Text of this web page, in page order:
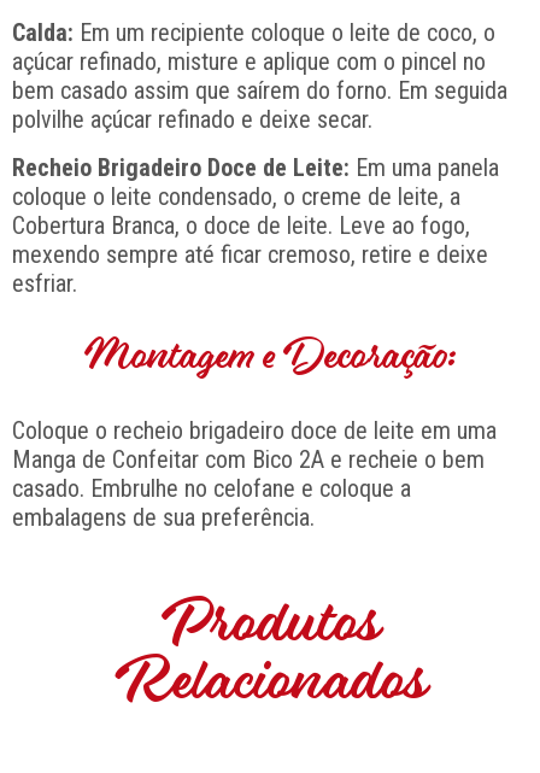
Calda: Em um recipiente coloque o leite de coco, o
açúcar refinado, misture e aplique com o pincel no
bem casado assim que saírem do forno. Em seguida
polvilhe açúcar refinado e deixe secar.
Recheio Brigadeiro Doce de Leite: Em uma panela
coloque o leite condensado, o creme de leite, a
Cobertura Branca, o doce de leite. Leve ao fogo,
mexendo sempre até ficar cremoso, retire e deixe
esfriar.
Montagem e Decoração:
Coloque o recheio brigadeiro doce de leite em uma
Manga de Confeitar com Bico 2A e recheie o bem
casado. Embrulhe no celofane e coloque a
embalagens de sua preferência.
Produtos
Relacionados